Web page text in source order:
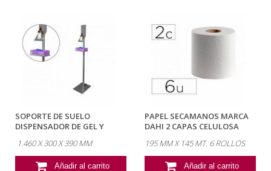
SOPORTE DE SUELO
DISPENSADOR DE GEL Y
1.460 X 300 X 390 MM
Añadir al carrito
PAPEL SECAMANOS MARCA
DAHI 2 CAPAS CELULOSA
195 MM X 145 MT. 6 ROLLOS
Añadir al carrito